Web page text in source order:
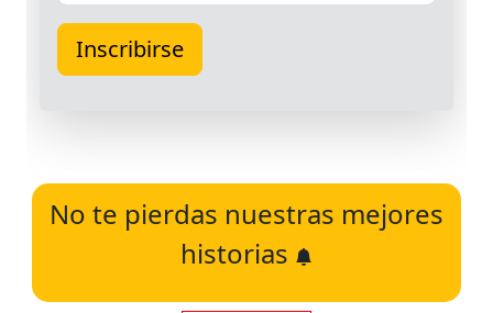
No te pierdas nuestras mejores
historias